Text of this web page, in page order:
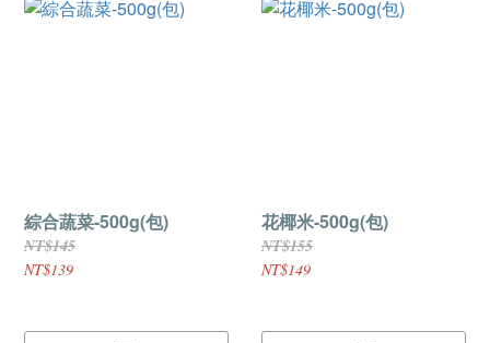
綜合蔬菜-500g(包)
NT$145
NT$139
花椰米-500g(包)
NT$155
NT$149